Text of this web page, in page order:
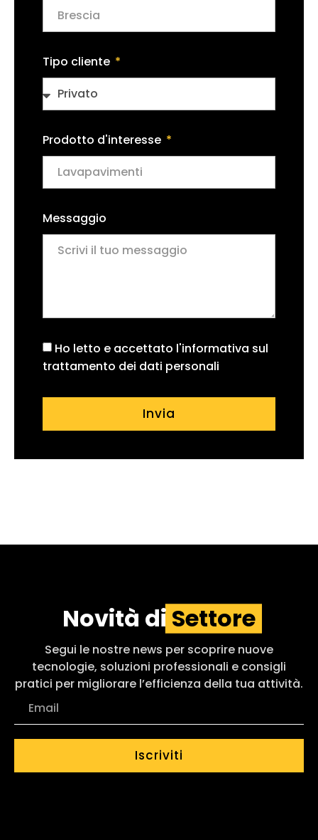
Tipo cliente
Prodotto d'interesse
Messaggio
Ho letto e accettato l'informativa sul
trattamento dei dati personali
Invia
Novità di Settore
Segui le nostre news per scoprire nuove
tecnologie, soluzioni professionali e consigli
pratici per migliorare l’efficienza della tua attività.
Iscriviti